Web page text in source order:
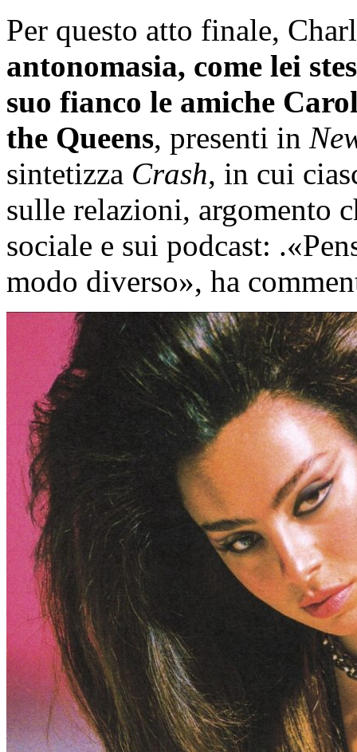
Per questo atto finale,
antonomasia, come lei
suo fianco le amiche
the Queens, presenti in
sintetizza Crash, in cui
sulle relazioni, argomento
sociale e sui podcast:
modo diverso», ha